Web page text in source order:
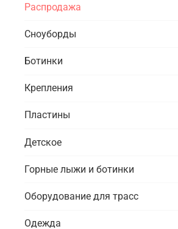
Распродажа
Сноуборды
Ботинки
Крепления
Пластины
Детское
Горные лыжи и ботинки
Оборудование для трасс
Одежда